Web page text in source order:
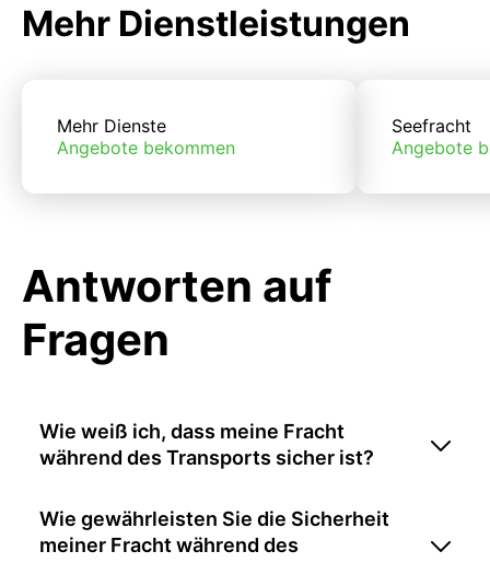
Mehr Dienstleistungen
Mehr Dienste
Angebote bekommen
Seefracht
Angebote
Antworten auf
Fragen
Wie weiß ich, dass meine Fracht
während des Transports sicher ist?
Wie gewährleisten Sie die Sicherheit
meiner Fracht während des